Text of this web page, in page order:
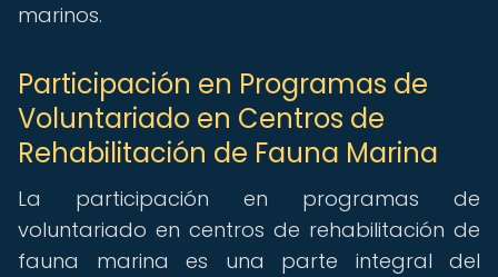
marinos.
Participación en Programas de
Voluntariado en Centros de
Rehabilitación de Fauna Marina
La participación en programas de
voluntariado en centros de rehabilitación de
fauna marina es una parte integral del